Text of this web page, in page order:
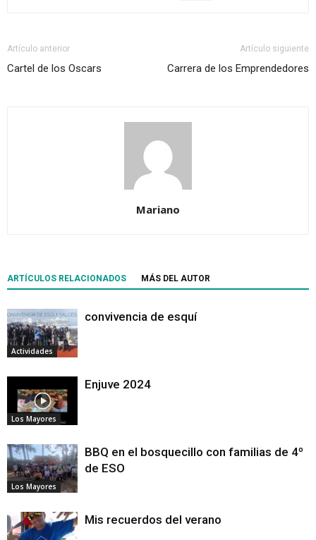
Artículo anterior
Cartel de los Oscars
Artículo siguiente
Carrera de los Emprendedores
Mariano
ARTÍCULOS RELACIONADOS MÁS DEL AUTOR
Actividades
convivencia de esquí
Los Mayores
Enjuve 2024
Los Mayores
BBQ en el bosquecillo con familias de 4º
de ESO
Mis recuerdos del verano